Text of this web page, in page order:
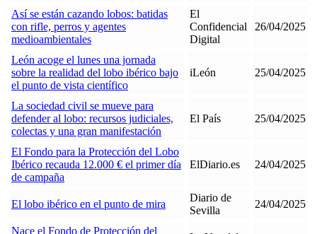
Así se están cazando lobos: batidas
con rifle, perros y agentes
medioambientales
El
Confidencial
Digital
26/04/2025
León acoge el lunes una jornada
sobre la realidad del lobo ibérico bajo
el punto de vista científico
iLeón 25/04/2025
La sociedad civil se mueve para
defender al lobo: recursos judiciales,
colectas y una gran manifestación
El País 25/04/2025
El Fondo para la Protección del Lobo
Ibérico recauda 12.000 € el primer día
de campaña
ElDiario.es 24/04/2025
El lobo ibérico en el punto de mira
Diario de
Sevilla
24/04/2025
Nace el Fondo de Protección del